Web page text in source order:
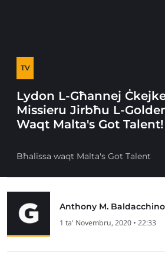
TV
Lydon L-Għannej
Missieru Jirbħu L-
Waqt Malta's Got Talent!
Bħalissa waqt Malta's Got Talent
Anthony M. Baldacchino
1 ta' Novembru, 2020 • 22:33